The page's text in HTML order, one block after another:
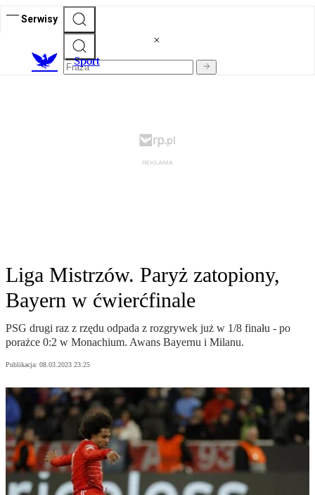
Serwisy
Sport
Liga Mistrzów. Paryż zatopiony,
Bayern w ćwierćfinale
PSG drugi raz z rzędu odpada z rozgrywek już w 1/8 finału - po
porażce 0:2 w Monachium. Awans Bayernu i Milanu.
Publikacja: 08.03.2023 23:25